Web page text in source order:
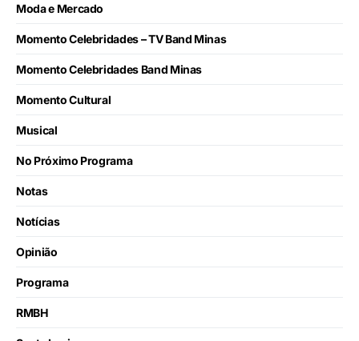
Moda e Mercado
Momento Celebridades – TV Band Minas
Momento Celebridades Band Minas
Momento Cultural
Musical
No Próximo Programa
Notas
Notícias
Opinião
Programa
RMBH